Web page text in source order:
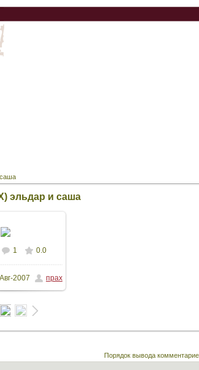
эльдар и саша
1 0.0
2007 прах
Порядок вывода